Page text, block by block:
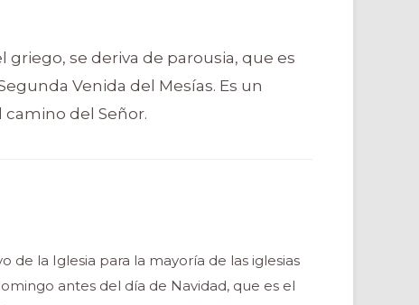
griego, se deriva de parousia, que es
Venida del Mesías. Es un
del Señor.
de la Iglesia para la mayoría de las iglesias
antes del día de Navidad, que es el